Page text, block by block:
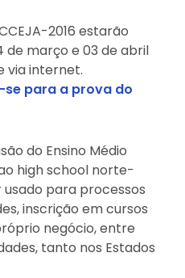
2016 estarão
de março e 03 de abril
via internet.
se para a prova do
do Ensino Médio
high school norte-
para processos
inscrição em cursos
negócio, entre
tanto nos Estados